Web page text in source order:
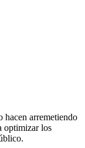
hacen arremetiendo
optimizar los